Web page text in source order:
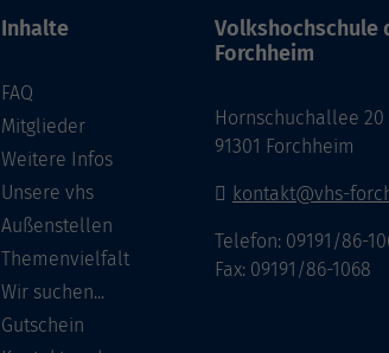
Inhalte
FAQ
Mitglieder
Weitere Infos
Unsere vhs
Außenstellen
Themenvielfalt
Wir suchen...
Gutschein
Volkshochschule
Forchheim
Hornschuchallee 20
91301 Forchheim
kontakt@vhs-
Telefon: 09191/86-
Fax: 09191/86-1068